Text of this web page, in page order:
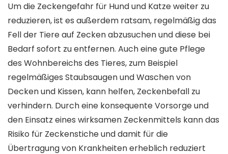
Um die Zeckengefahr für Hund und Katze weiter zu
reduzieren, ist es außerdem ratsam, regelmäßig das
Fell der Tiere auf Zecken abzusuchen und diese bei
Bedarf sofort zu entfernen. Auch eine gute Pflege
des Wohnbereichs des Tieres, zum Beispiel
regelmäßiges Staubsaugen und Waschen von
Decken und Kissen, kann helfen, Zeckenbefall zu
verhindern. Durch eine konsequente Vorsorge und
den Einsatz eines wirksamen Zeckenmittels kann das
Risiko für Zeckenstiche und damit für die
Übertragung von Krankheiten erheblich reduziert